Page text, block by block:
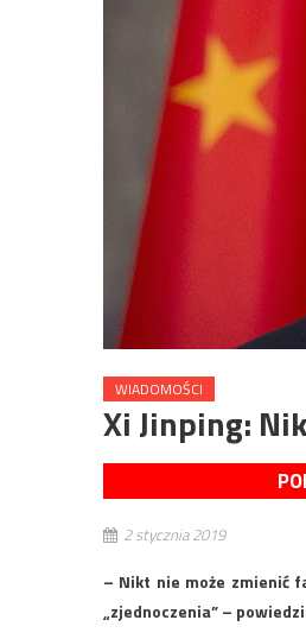
WIADOMOŚCI
Xi Jinping:
2 stycznia 2019
– Nikt nie może zmienić
„zjednoczenia” –